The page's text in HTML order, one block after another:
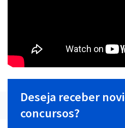
Deseja receber
concursos?